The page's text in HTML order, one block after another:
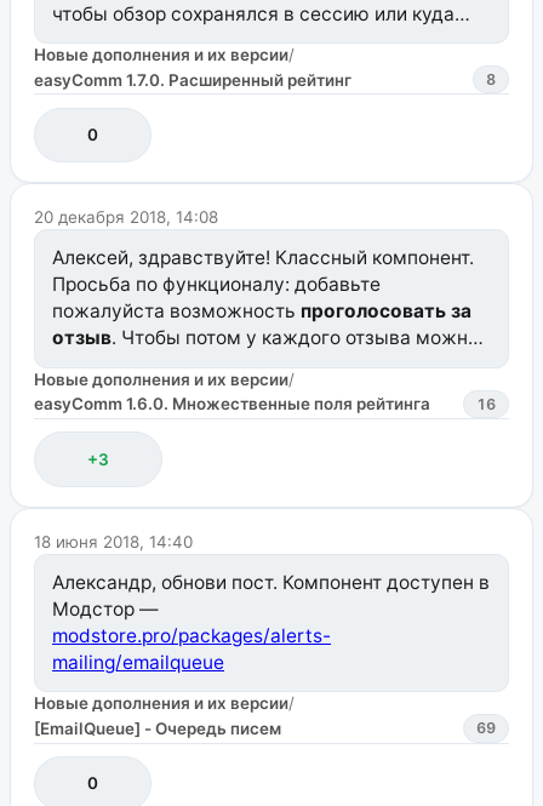
чтобы обзор сохранялся в сессию или куда
нибудь еще пока он не опубликован.
Своеобразный черновик. Все таки
пользователи часто пишут отзывы прямо на
сайте и весь труд пользователя может быть
легко потерян без таких черновиков. Это плюс
Новые дополнения и их версии/
easyComm 1.7.0. Расширенный рейтинг
8
0
20 декабря 2018, 14:08
Алексей, здравствуйте! Классный компонент.
Просьба по функционалу: добавьте
пожалуйста возможность проголосовать за
отзыв. Чтобы потом у каждого отзыва можно
было вывести его полезность: «10
пользователей считают этот отзыв полезным».
Сейчас такой функционал встречается на
многих сайтах-отзовиках.
Новые дополнения и их версии/
easyComm 1.6.0. Множественные поля рейтинга
16
+3
18 июня 2018, 14:40
Александр, обнови пост. Компонент доступен в
Модстор —
modstore.pro/packages/alerts-
mailing/emailqueue
Новые дополнения и их версии/
[EmailQueue] - Очередь писем
69
0